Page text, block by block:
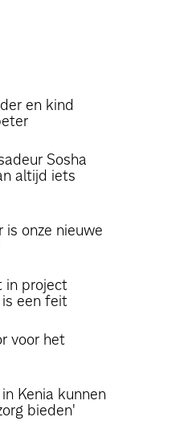
en kind
Sosha
altijd iets
is onze nieuwe
in project
een feit
voor het
Kenia kunnen
bieden'